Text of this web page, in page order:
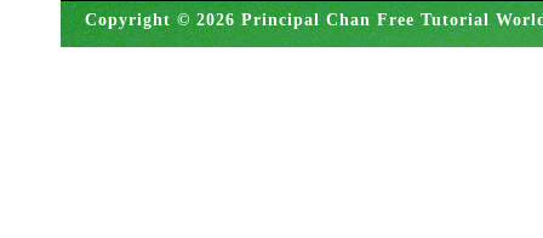
Copyright © 2026 Principal Chan Free Tutorial